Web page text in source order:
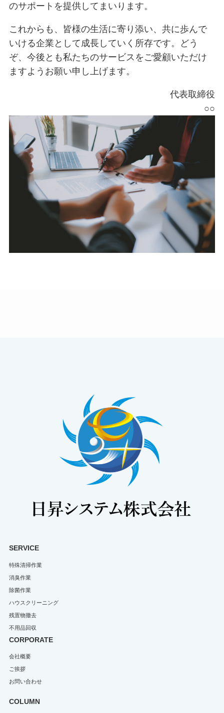
のサポートを提供してまいります。
これからも、皆様の生活に寄り添い、共に歩んで
いける企業として成長していく所存です。どう
ぞ、今後とも私たちのサービスをご愛顧いただけ
ますようお願い申し上げます。
代表取締役
○○
SERVICE
特殊清掃作業
消臭作業
除菌作業
ハウスクリーニング
残置物撤去
不用品回収
CORPORATE
会社概要
ご挨拶
お問い合わせ
COLUMN